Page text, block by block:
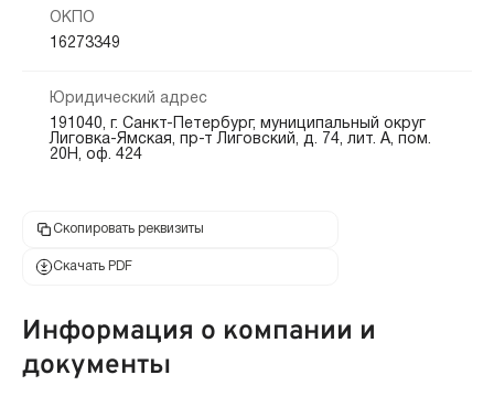
ОКПО
16273349
Юридический адрес
191040, г. Санкт-Петербург, муниципальный округ
Лиговка-Ямская, пр-т Лиговский, д. 74, лит. А, пом.
20Н, оф. 424
Скопировать реквизиты
Скачать PDF
Информация о компании и
документы